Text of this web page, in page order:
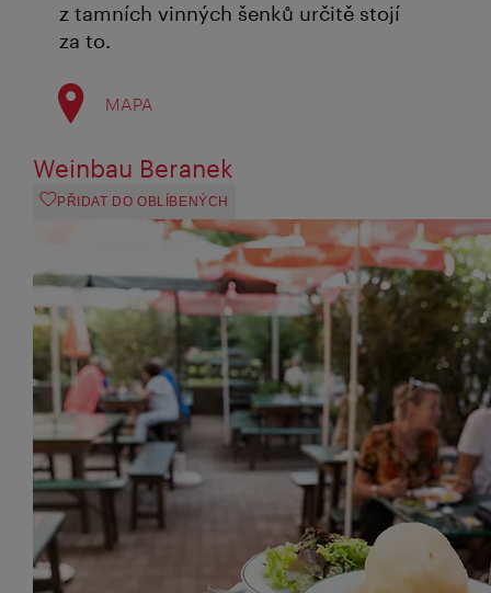
z tamních vinných šenků určitě stojí
za to.
MAPA
Weinbau Beranek
PŘIDAT DO OBLÍBENÝCH